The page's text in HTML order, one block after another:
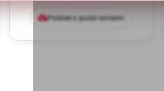
Pobierz pobraniem